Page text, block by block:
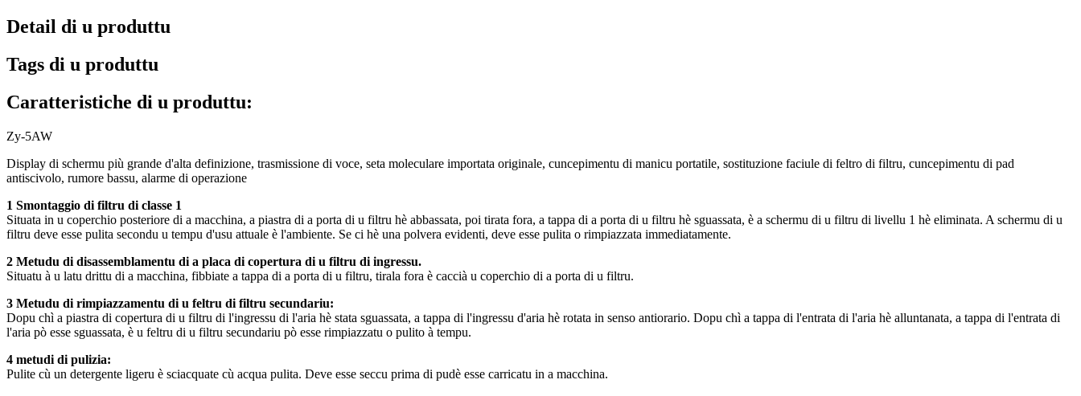
Detail di u produttu
Tags di u produttu
Caratteristiche di u produttu:
Zy-5AW
Display di schermu più grande d'alta definizione, trasmissione di voce, seta moleculare importata originale, cuncepimentu di manicu portatile, sostituzione faciule di feltro di filtru, cuncepimentu di pad
antiscivolo, rumore bassu, alarme di operazione
1 Smontaggio di filtru di classe 1
Situata in u coperchio posteriore di a macchina, a piastra di a porta di u filtru hè abbassata, poi tirata fora, a tappa di a porta di u filtru hè sguassata, è a schermu di u filtru di livellu 1 hè eliminata. A schermu di u
filtru deve esse pulita secondu u tempu d'usu attuale è l'ambiente. Se ci hè una polvera evidenti, deve esse pulita o rimpiazzata immediatamente.
2 Metudu di disassemblamentu di a placa di copertura di u filtru di ingressu.
Situatu à u latu drittu di a macchina, fibbiate a tappa di a porta di u filtru, tirala fora è caccià u coperchio di a porta di u filtru.
3 Metudu di rimpiazzamentu di u feltru di filtru secundariu:
Dopu chì a piastra di copertura di u filtru di l'ingressu di l'aria hè stata sguassata, a tappa di l'ingressu d'aria hè rotata in senso antiorario. Dopu chì a tappa di l'entrata di l'aria hè alluntanata, a tappa di l'entrata di
l'aria pò esse sguassata, è u feltru di u filtru secundariu pò esse rimpiazzatu o pulito à tempu.
4 metudi di pulizia:
Pulite cù un detergente ligeru è sciacquate cù acqua pulita. Deve esse seccu prima di pudè esse carricatu in a macchina.